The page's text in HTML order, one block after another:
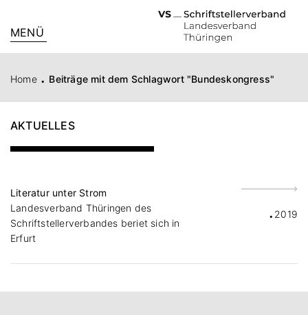
MENÜ
Home . Beiträge mit dem Schlagwort "Bundeskongress"
AKTUELLES
Literatur unter Strom
Landesverband Thüringen des
Schriftstellerverbandes beriet sich in
Erfurt
. 2019